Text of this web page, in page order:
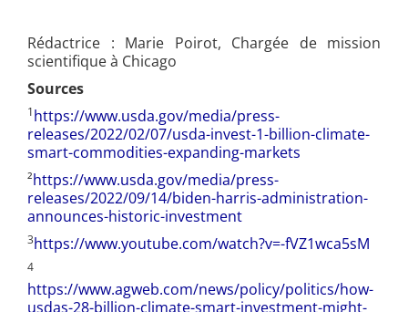
Rédactrice : Marie Poirot, Chargée de mission
scientifique à Chicago
Sources
1https://www.usda.gov/media/press-
releases/2022/02/07/usda-invest-1-billion-climate-
smart-commodities-expanding-markets
²https://www.usda.gov/media/press-
releases/2022/09/14/biden-harris-administration-
announces-historic-investment
3https://www.youtube.com/watch?v=-fVZ1wca5sM
4
https://www.agweb.com/news/policy/politics/how-
usdas-28-billion-climate-smart-investment-might-